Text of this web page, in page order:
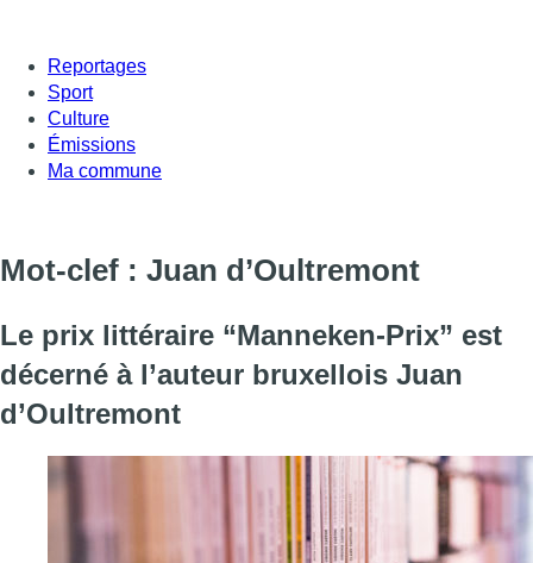
Reportages
Sport
Culture
Émissions
Ma commune
Mot-clef : Juan d’Oultremont
Le prix littéraire “Manneken-Prix” est
décerné à l’auteur bruxellois Juan
d’Oultremont